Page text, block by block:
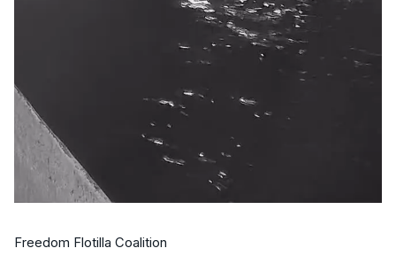
Freedom Flotilla Coalition